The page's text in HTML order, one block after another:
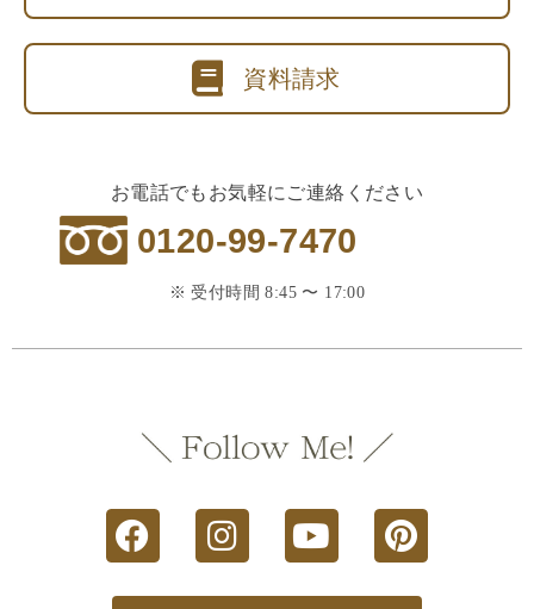
資料請求
お電話でもお気軽にご連絡ください
0120-99-7470
※ 受付時間 8:45 〜 17:00